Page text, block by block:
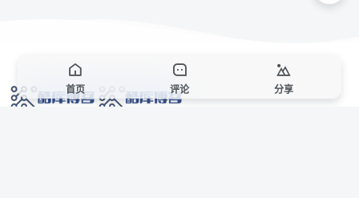
首页 评论 分享